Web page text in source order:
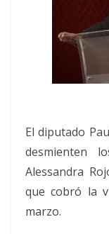
El diputado
desmienten
Alessandra
que cobró la
marzo.